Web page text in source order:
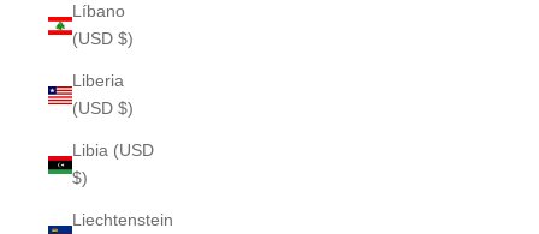
Líbano
(USD $)
Liberia
(USD $)
Libia (USD
$)
Liechtenstein